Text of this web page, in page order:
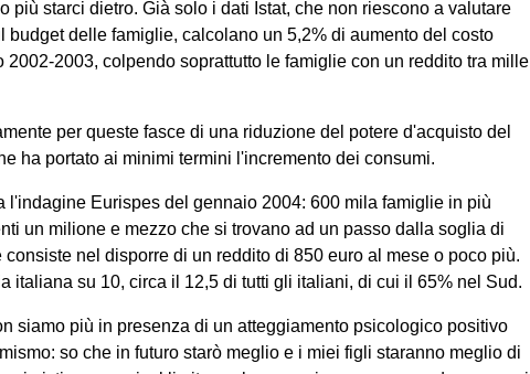
più starci dietro. Già solo i dati Istat, che non riescono a valutare
budget delle famiglie, calcolano un 5,2% di aumento del costo
2002-2003, colpendo soprattutto le famiglie con un reddito tra mille
per queste fasce di una riduzione del potere d'acquisto del
ha portato ai minimi termini l'incremento dei consumi.
l'indagine Eurispes del gennaio 2004: 600 mila famiglie in più
un milione e mezzo che si trovano ad un passo dalla soglia di
nel disporre di un reddito di 850 euro al mese o poco più.
italiana su 10, circa il 12,5 di tutti gli italiani, di cui il 65% nel Sud.
siamo più in presenza di un atteggiamento psicologico positivo
so che in futuro starò meglio e i miei figli staranno meglio di